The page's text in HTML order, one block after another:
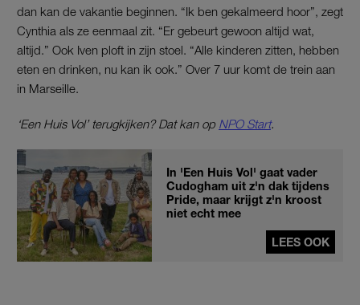
dan kan de vakantie beginnen. “Ik ben gekalmeerd hoor”, zegt
Cynthia als ze eenmaal zit. “Er gebeurt gewoon altijd wat,
altijd.” Ook Iven ploft in zijn stoel. “Alle kinderen zitten, hebben
eten en drinken, nu kan ik ook.” Over 7 uur komt de trein aan
in Marseille.
‘Een Huis Vol’ terugkijken? Dat kan op NPO Start.
In 'Een Huis Vol' gaat vader
Cudogham uit z'n dak tijdens
Pride, maar krijgt z'n kroost
niet echt mee
LEES OOK